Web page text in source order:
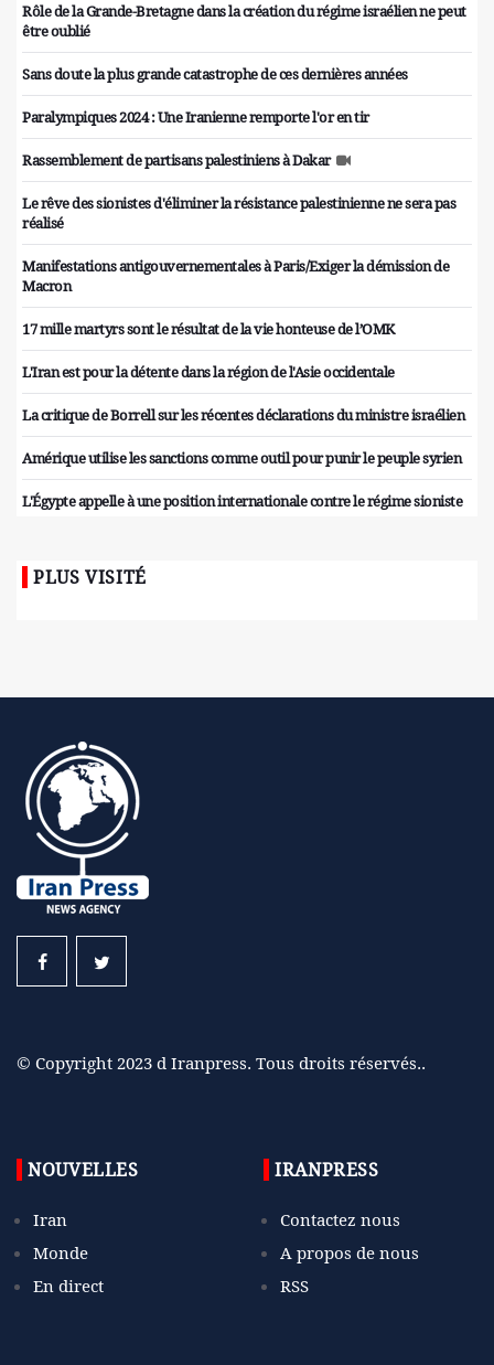
Rôle de la Grande-Bretagne dans la création du régime israélien ne peut
être oublié
Sans doute la plus grande catastrophe de ces dernières années
Paralympiques 2024 : Une Iranienne remporte l'or en tir
Rassemblement de partisans palestiniens à Dakar
Le rêve des sionistes d'éliminer la résistance palestinienne ne sera pas
réalisé
Manifestations antigouvernementales à Paris/Exiger la démission de
Macron
17 mille martyrs sont le résultat de la vie honteuse de l’OMK
L'Iran est pour la détente dans la région de l'Asie occidentale
La critique de Borrell sur les récentes déclarations du ministre israélien
Amérique utilise les sanctions comme outil pour punir le peuple syrien
L'Égypte appelle à une position internationale contre le régime sioniste
PLUS VISITÉ
© Copyright 2023 d Iranpress. Tous droits réservés..
NOUVELLES
Iran
Monde
En direct
IRANPRESS
Contactez nous
A propos de nous
RSS